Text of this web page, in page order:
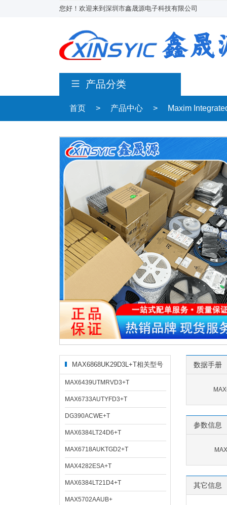
您好！欢迎来到深圳市鑫晟源电子科技有限公司
产品分类
首页 > 产品中心 > Maxim
MAX6868UK29D3L+T相关型号
MAX6439UTMRVD3+T
MAX6733AUTYFD3+T
DG390ACWE+T
MAX6384LT24D6+T
MAX6718AUKTGD2+T
MAX4282ESA+T
MAX6384LT21D4+T
MAX5702AAUB+
数据手册
参数信息
其它信息